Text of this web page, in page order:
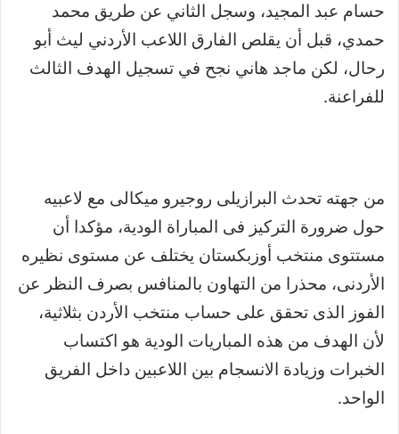
حسام عبد المجيد، وسجل الثاني عن طريق محمد
حمدي، قبل أن يقلص الفارق اللاعب الأردني ليث أبو
رحال، لكن ماجد هاني نجح في تسجيل الهدف الثالث
للفراعنة.
من جهته تحدث البرازيلى روجيرو ميكالى مع لاعبيه
حول ضرورة التركيز فى المباراة الودية، مؤكدا أن
مستتوى منتخب أوزبكستان يختلف عن مستوى نظيره
الأردنى، محذرا من التهاون بالمنافس بصرف النظر عن
الفوز الذى تحقق على حساب منتخب الأردن بثلاثية،
لأن الهدف من هذه المباريات الودية هو اكتساب
الخبرات وزيادة الانسجام بين اللاعبين داخل الفريق
الواحد.